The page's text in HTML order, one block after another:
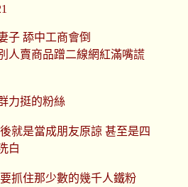
子 舔中工商會倒
人賣商品蹭二線網紅滿嘴謊
力挺的粉絲
就是當成朋友原諒 甚至是四
白
抓住那少數的幾千人鐵粉